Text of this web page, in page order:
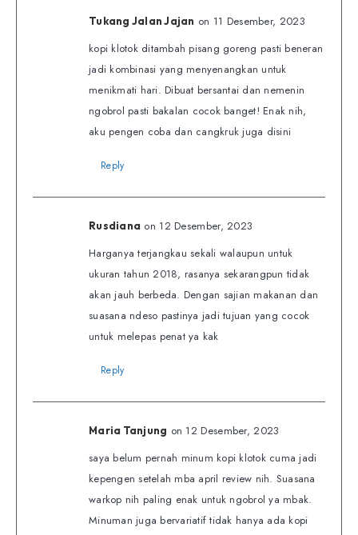
Tukang Jalan Jajan on 11 Desember, 2023
kopi klotok ditambah pisang goreng pasti beneran
jadi kombinasi yang menyenangkan untuk
menikmati hari. Dibuat bersantai dan nemenin
ngobrol pasti bakalan cocok banget! Enak nih,
aku pengen coba dan cangkruk juga disini
Reply
Rusdiana on 12 Desember, 2023
Harganya terjangkau sekali walaupun untuk
ukuran tahun 2018, rasanya sekarangpun tidak
akan jauh berbeda. Dengan sajian makanan dan
suasana ndeso pastinya jadi tujuan yang cocok
untuk melepas penat ya kak
Reply
Maria Tanjung on 12 Desember, 2023
saya belum pernah minum kopi klotok cuma jadi
kepengen setelah mba april review nih. Suasana
warkop nih paling enak untuk ngobrol ya mbak.
Minuman juga bervariatif tidak hanya ada kopi